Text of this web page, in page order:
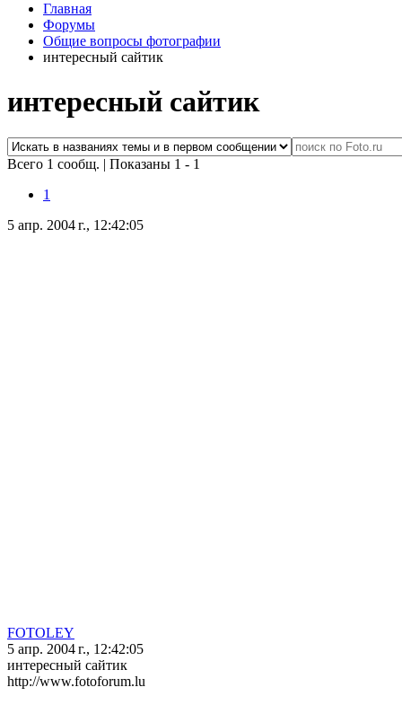
Главная
Форумы
Общие вопросы фотографии
интересный сайтик
интересный сайтик
Всего 1 сообщ. | Показаны 1 - 1
1
5 апр. 2004 г., 12:42:05
FOTOLEY
5 апр. 2004 г., 12:42:05
интересный сайтик
http://www.fotoforum.lu